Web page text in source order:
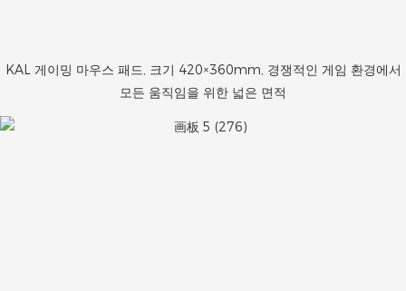
KAL 게이밍 마우스 패드, 크기 420×360mm, 경쟁적인 게임 환경에서
모든 움직임을 위한 넓은 면적